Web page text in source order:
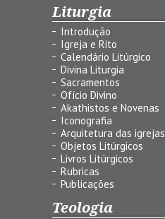
Liturgia
Introdução
Igreja e Rito
Calendário Litúrgico
Divina Liturgia
Sacramentos
Ofício Divino
Akathistos e Novenas
Iconografia
Arquitetura das igrejas
Objetos Litúrgicos
Livros Litúrgicos
Rubricas
Publicações
Teologia